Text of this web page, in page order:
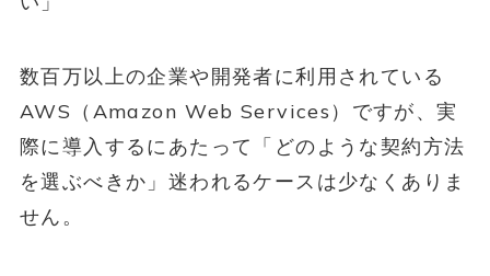
数百万以上の企業や開発者に利用されている
AWS（Amazon Web Services）ですが、実
際に導入するにあたって「どのような契約方法
を選ぶべきか」迷われるケースは少なくありま
せん。